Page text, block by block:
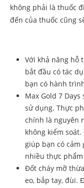
không phải là thuốc
đến của thuốc cũng
Với khả năng hỗ
bắt đầu có tác
bạn có hành
Max Gold 7
sử dụng. Thực
chính là nguyên
không kiểm
giúp bạn có cảm
nhiều thực
Đốt cháy mỡ
eo, bắp tay, đùi.